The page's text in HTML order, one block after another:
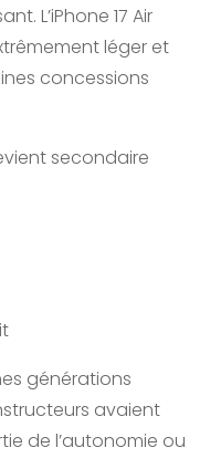
L’iPhone 17 Air
léger et
concessions
secondaire
générations
avaient
de l’autonomie ou